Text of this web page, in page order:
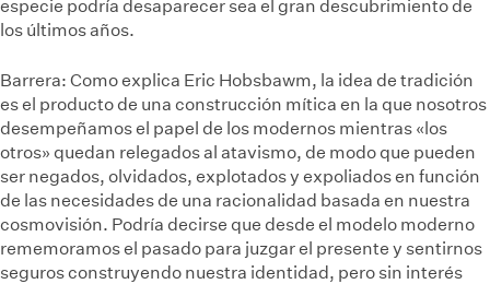
especie podría desaparecer sea el gran descubrimiento de
los últimos años.
Barrera: Como explica Eric Hobsbawm, la idea de tradición
es el producto de una construcción mítica en la que nosotros
desempeñamos el papel de los modernos mientras «los
otros» quedan relegados al atavismo, de modo que pueden
ser negados, olvidados, explotados y expoliados en función
de las necesidades de una racionalidad basada en nuestra
cosmovisión. Podría decirse que desde el modelo moderno
rememoramos el pasado para juzgar el presente y sentirnos
seguros construyendo nuestra identidad, pero sin interés